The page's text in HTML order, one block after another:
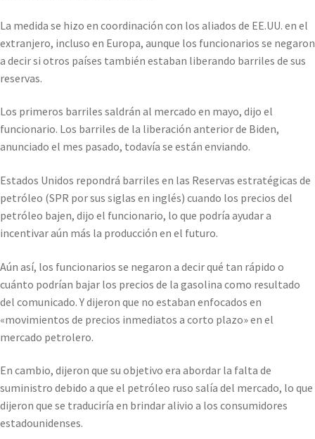
La medida se hizo en coordinación con los aliados de EE.UU. en el
extranjero, incluso en Europa, aunque los funcionarios se negaron
a decir si otros países también estaban liberando barriles de sus
reservas.
Los primeros barriles saldrán al mercado en mayo, dijo el
funcionario. Los barriles de la liberación anterior de Biden,
anunciado el mes pasado, todavía se están enviando.
Estados Unidos repondrá barriles en las Reservas estratégicas de
petróleo (SPR por sus siglas en inglés) cuando los precios del
petróleo bajen, dijo el funcionario, lo que podría ayudar a
incentivar aún más la producción en el futuro.
Aún así, los funcionarios se negaron a decir qué tan rápido o
cuánto podrían bajar los precios de la gasolina como resultado
del comunicado. Y dijeron que no estaban enfocados en
«movimientos de precios inmediatos a corto plazo» en el
mercado petrolero.
En cambio, dijeron que su objetivo era abordar la falta de
suministro debido a que el petróleo ruso salía del mercado, lo que
dijeron que se traduciría en brindar alivio a los consumidores
estadounidenses.